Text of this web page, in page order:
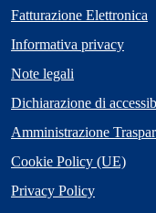
Fatturazione Elettronica
Informativa privacy
Note legali
Dichiarazione di
Amministrazione
Cookie Policy (UE)
Privacy Policy